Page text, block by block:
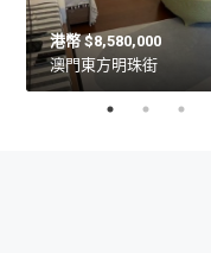
$8,580,000
澳門東方明珠街